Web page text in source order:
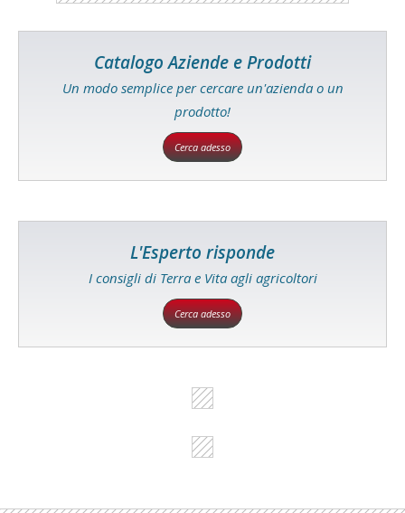
Catalogo Aziende e Prodotti
Un modo semplice per cercare un'azienda o un
prodotto!
Cerca adesso
L'Esperto risponde
I consigli di Terra e Vita agli agricoltori
Cerca adesso